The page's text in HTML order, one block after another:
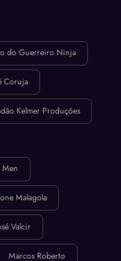
do Guerreiro Ninja
Coruja
Kelmer Produções
Men
Malagola
Valcir
Marcos Roberto